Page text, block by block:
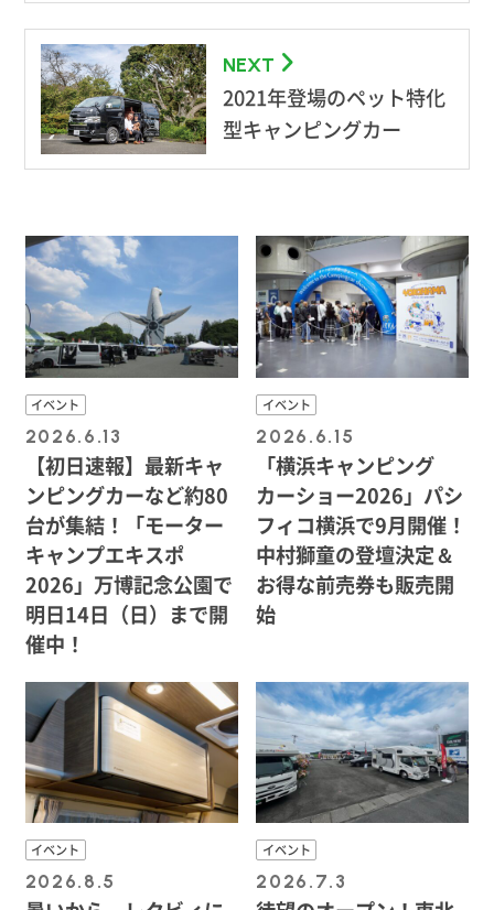
NEXT
2021年登場のペット特化
型キャンピングカー
イベント
2026.6.13
【初日速報】最新キャ
ンピングカーなど約80
台が集結！「モーター
キャンプエキスポ
2026」万博記念公園で
明日14日（日）まで開
催中！
イベント
2026.6.15
「横浜キャンピング
カーショー2026」パシ
フィコ横浜で9月開催！
中村獅童の登壇決定＆
お得な前売券も販売開
始
イベント
2026.8.5
イベント
2026.7.3